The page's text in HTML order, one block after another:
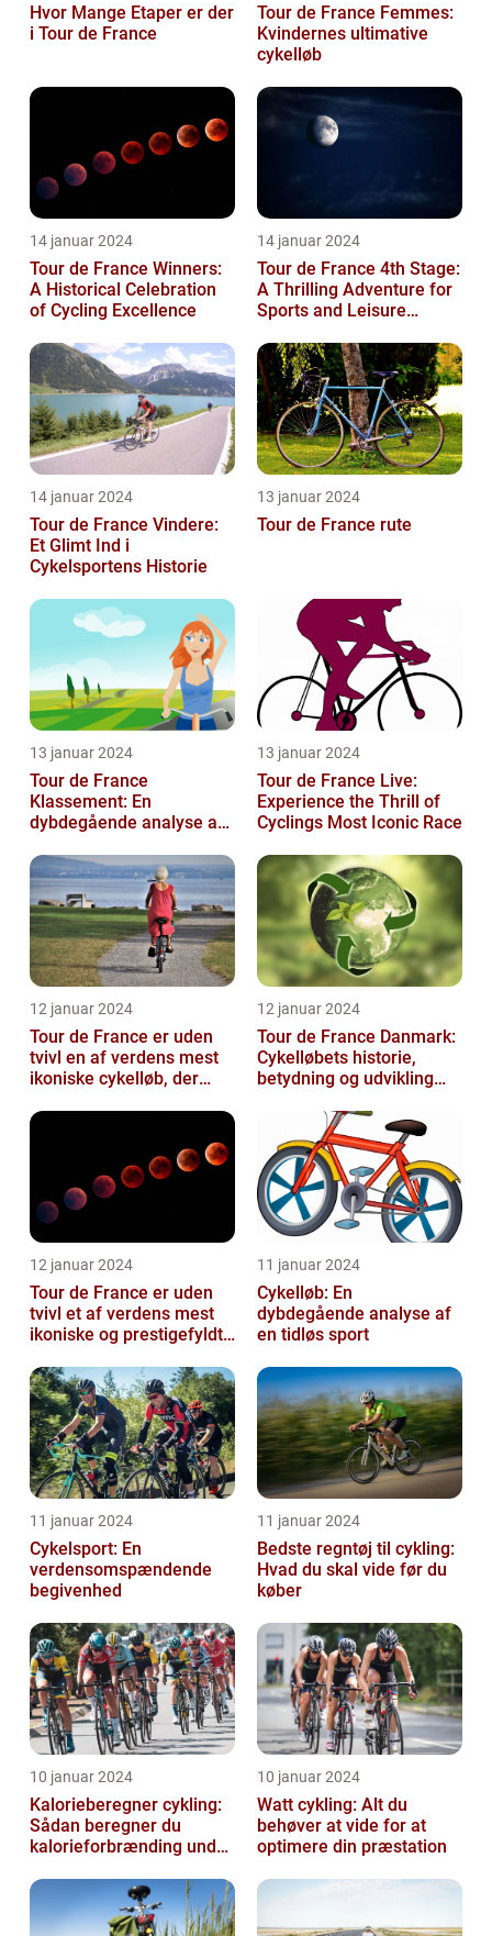
Hvor Mange Etaper er der
i Tour de France
Tour de France Femmes:
Kvindernes ultimative
cykelløb
14 januar 2024
Tour de France Winners:
A Historical Celebration
of Cycling Excellence
14 januar 2024
Tour de France 4th Stage:
A Thrilling Adventure for
Sports and Leisure
14 januar 2024
Tour de France Vindere:
Et Glimt Ind i
Cykelsportens Historie
13 januar 2024
Tour de France rute
13 januar 2024
Tour de France
Klassement: En
dybdegående analyse af
13 januar 2024
Tour de France Live:
Experience the Thrill of
Cyclings Most Iconic Race
12 januar 2024
Tour de France er uden
tvivl en af verdens mest
ikoniske cykelløb, der
millioner...
12 januar 2024
Tour de France Danmark:
Cykelløbets historie,
betydning og udvikling
12 januar 2024
Tour de France er uden
tvivl et af verdens mest
ikoniske og prestigefyldte
11 januar 2024
Cykelløb: En
dybdegående analyse af
en tidløs sport
11 januar 2024
Cykelsport: En
verdensomspændende
begivenhed
11 januar 2024
Bedste regntøj til cykling:
Hvad du skal vide før du
køber
10 januar 2024
Kalorieberegner cykling:
Sådan beregner du
kalorieforbrænding under
10 januar 2024
Watt cykling: Alt du
behøver at vide for at
optimere din præstation